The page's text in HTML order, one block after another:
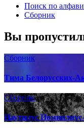
Поиск по
Сборник
Вы
Сборник
Тима Белорусских-
Сборник
Наутилус